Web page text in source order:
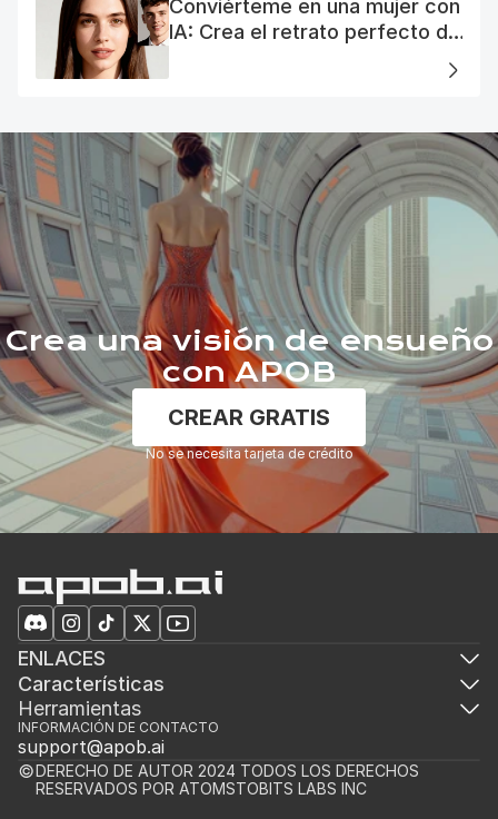
Conviérteme en una mujer con
IA: Crea el retrato perfecto de
Crea una visión de ensueño
con APOB
CREAR GRATIS
No se necesita tarjeta de crédito
ENLACES
Características
Herramientas
INFORMACIÓN DE CONTACTO
support@apob.ai
DERECHO DE AUTOR 2024 TODOS LOS DERECHOS
RESERVADOS POR ATOMSTOBITS LABS INC